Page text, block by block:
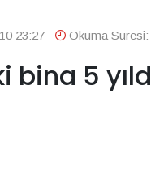
23:27 Okuma Süresi:
bina 5